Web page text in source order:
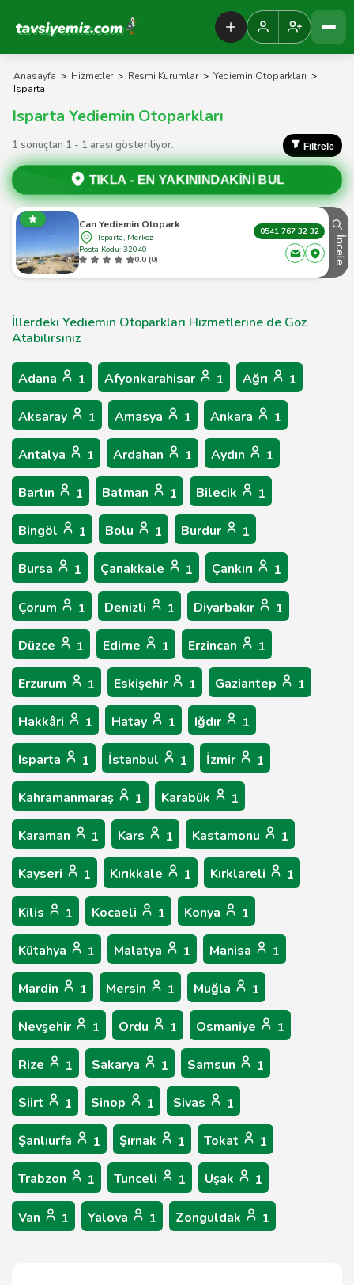
Tavsiyemiz Anasayfa
Anasayfa > Hizmetler > Resmi Kurumlar > Yediemin Otoparkları >
Isparta
Isparta Yediemin Otoparkları
1 sonuçtan 1 - 1 arası gösteriliyor. Filtrele
TIKLA - EN YAKININDAKİNİ BUL
Can Yediemin Otopark
Isparta, Merkez
Posta Kodu: 32040
0.0 (0)
0541 767 32 32
İncele
İllerdeki Yediemin Otoparkları Hizmetlerine de Göz
Atabilirsiniz
Adana 1 Afyonkarahisar 1 Ağrı 1
Aksaray 1 Amasya 1 Ankara 1
Antalya 1 Ardahan 1 Aydın 1
Bartın 1 Batman 1 Bilecik 1
Bingöl 1 Bolu 1 Burdur 1
Bursa 1 Çanakkale 1 Çankırı 1
Çorum 1 Denizli 1 Diyarbakır 1
Düzce 1 Edirne 1 Erzincan 1
Erzurum 1 Eskişehir 1 Gaziantep 1
Hakkâri 1 Hatay 1 Iğdır 1
Isparta 1 İstanbul 1 İzmir 1
Kahramanmaraş 1 Karabük 1
Karaman 1 Kars 1 Kastamonu 1
Kayseri 1 Kırıkkale 1 Kırklareli 1
Kilis 1 Kocaeli 1 Konya 1
Kütahya 1 Malatya 1 Manisa 1
Mardin 1 Mersin 1 Muğla 1
Nevşehir 1 Ordu 1 Osmaniye 1
Rize 1 Sakarya 1 Samsun 1
Siirt 1 Sinop 1 Sivas 1
Şanlıurfa 1 Şırnak 1 Tokat 1
Trabzon 1 Tunceli 1 Uşak 1
Van 1 Yalova 1 Zonguldak 1